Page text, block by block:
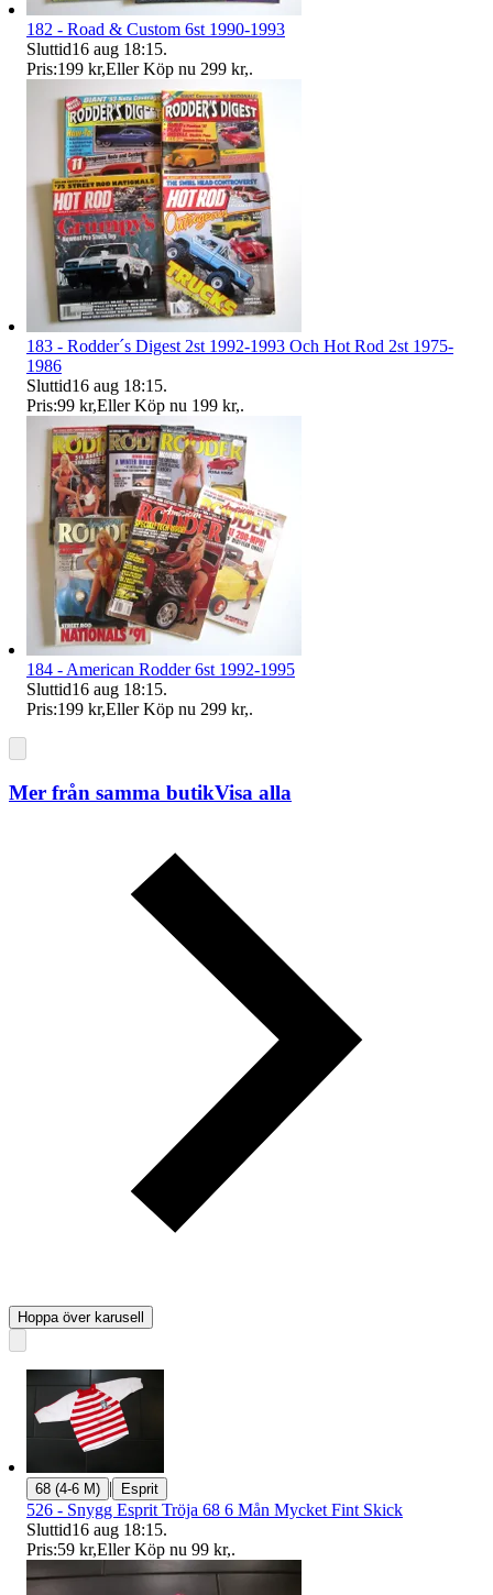
182 - Road & Custom 6st 1990-1993
Sluttid16 aug 18:15.
Pris:199 kr,Eller Köp nu 299 kr,.
183 - Rodder´s Digest 2st 1992-1993 Och Hot Rod 2st 1975-
1986
Sluttid16 aug 18:15.
Pris:99 kr,Eller Köp nu 199 kr,.
184 - American Rodder 6st 1992-1995
Sluttid16 aug 18:15.
Pris:199 kr,Eller Köp nu 299 kr,.
Mer från samma butikVisa alla
Hoppa över karusell
68 (4-6 M) | Esprit
526 - Snygg Esprit Tröja 68 6 Mån Mycket Fint Skick
Sluttid16 aug 18:15.
Pris:59 kr,Eller Köp nu 99 kr,.